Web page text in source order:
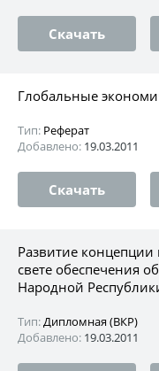
Скачать
Глобальные
Тип: Реферат
Добавлено: 19.03.2011
Скачать
Развитие
свете обеспечения
Народной
Тип:Дипломная (ВКР)
Добавлено: 19.03.2011